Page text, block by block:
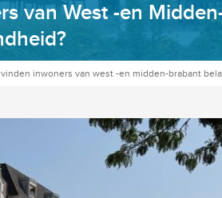
van West -en
inwoners van west -en midden-brabant